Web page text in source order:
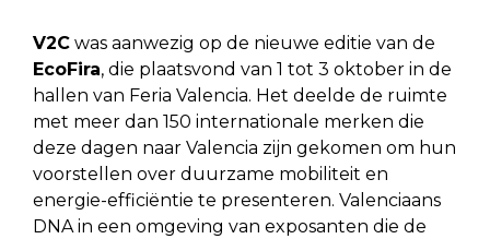
V2C was aanwezig op de nieuwe editie van de
EcoFira, die plaatsvond van 1 tot 3 oktober in de
hallen van Feria Valencia. Het deelde de ruimte
met meer dan 150 internationale merken die
deze dagen naar Valencia zijn gekomen om hun
voorstellen over duurzame mobiliteit en
energie-efficiëntie te presenteren. Valenciaans
DNA in een omgeving van exposanten die de